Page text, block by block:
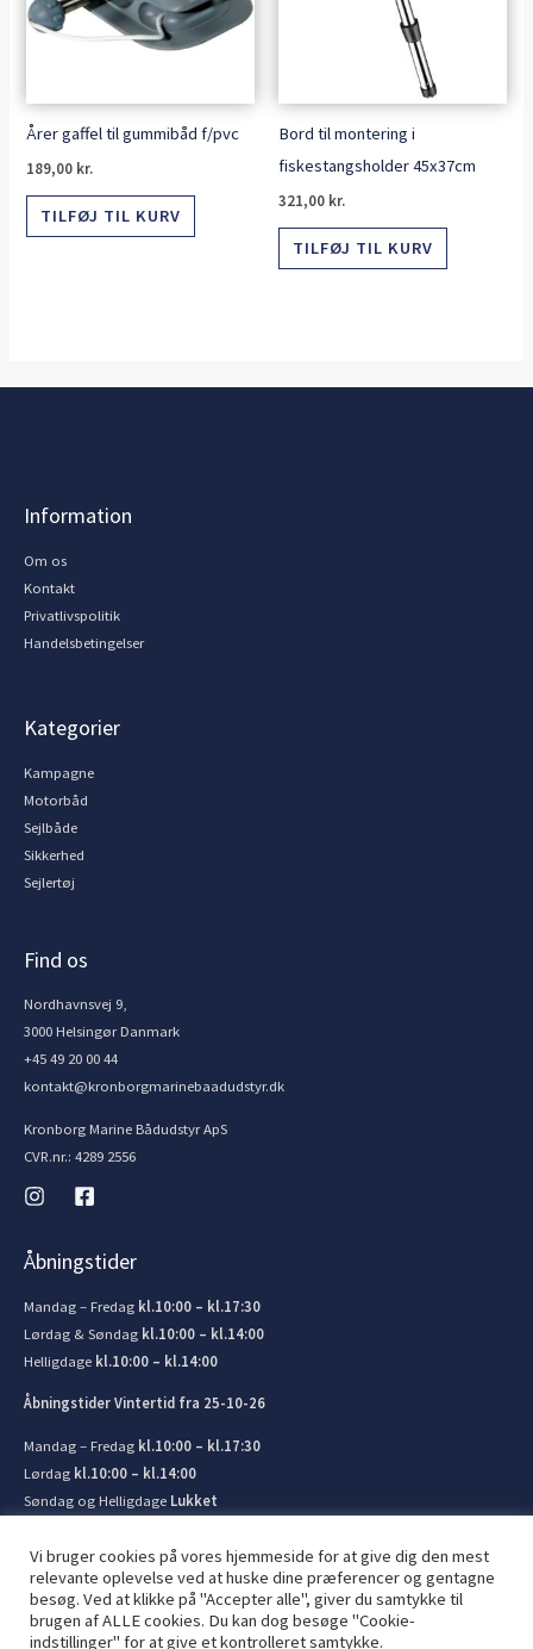
Årer gaffel til gummibåd f/pvc
189,00 kr.
TILFØJ TIL KURV
Bord til montering i
fiskestangsholder 45x37cm
321,00 kr.
TILFØJ TIL KURV
Information
Om os
Kontakt
Privatlivspolitik
Handelsbetingelser
Kategorier
Kampagne
Motorbåd
Sejlbåde
Sikkerhed
Sejlertøj
Find os
Nordhavnsvej 9,
3000 Helsingør Danmark
+45 49 20 00 44
kontakt@kronborgmarinebaadudstyr.dk
Kronborg Marine Bådudstyr ApS
CVR.nr.: 4289 2556
Åbningstider
Mandag – Fredag kl.10:00 – kl.17:30
Lørdag & Søndag kl.10:00 – kl.14:00
Helligdage kl.10:00 – kl.14:00
Åbningstider Vintertid fra 25-10-26
Mandag – Fredag kl.10:00 – kl.17:30
Lørdag kl.10:00 – kl.14:00
Søndag og Helligdage Lukket
© 2026 Kronborg Marine og Bådudstyr. Lavet af JIT ApS
Vi bruger cookies på vores hjemmeside for at give dig den mest
relevante oplevelse ved at huske dine præferencer og gentagne
besøg. Ved at klikke på "Accepter alle", giver du samtykke til
brugen af ​​ALLE cookies. Du kan dog besøge "Cookie-
indstillinger" for at give et kontrolleret samtykke.